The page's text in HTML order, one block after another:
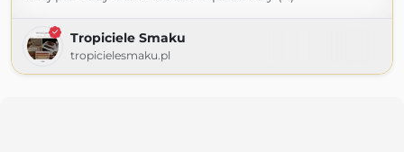
Tropiciele Smaku
tropicielesmaku.pl